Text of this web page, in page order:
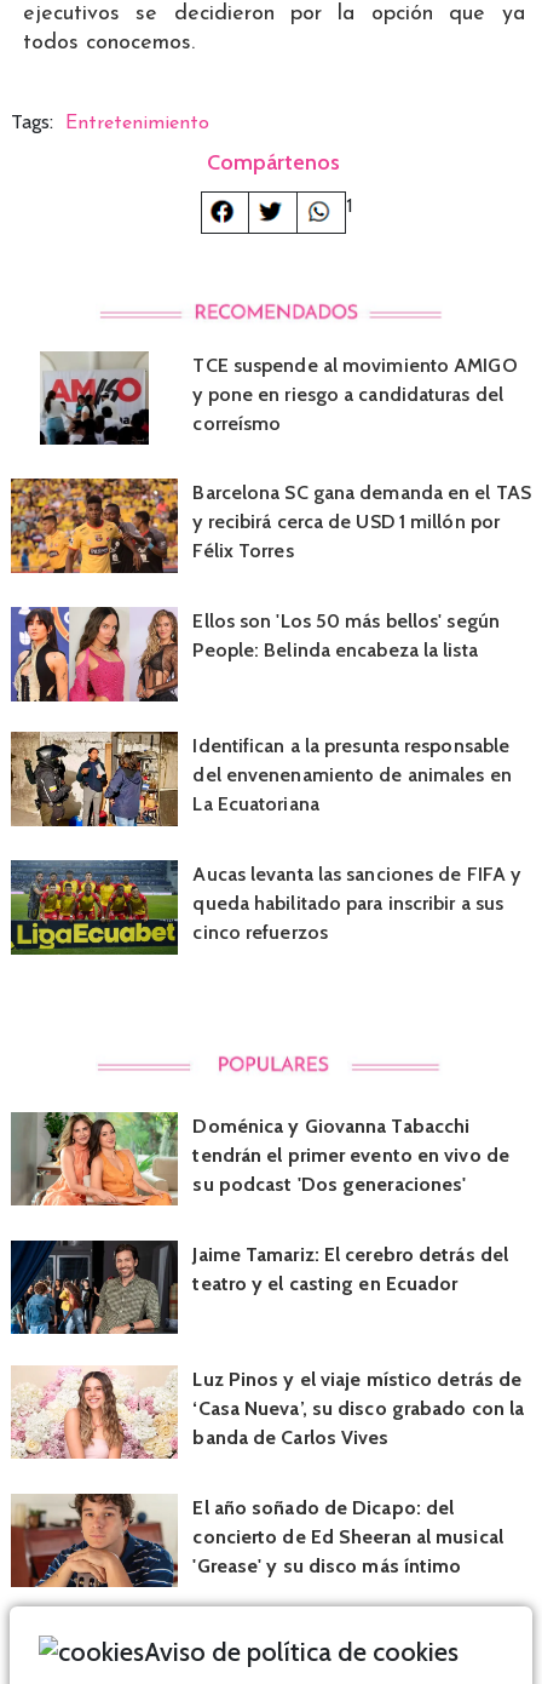
ejecutivos se decidieron por la opción que ya
todos conocemos.
Tags: Entretenimiento
Compártenos
1
TCE suspende al movimiento AMIGO
y pone en riesgo a candidaturas del
correísmo
Barcelona SC gana demanda en el TAS
y recibirá cerca de USD 1 millón por
Félix Torres
Ellos son 'Los 50 más bellos' según
People: Belinda encabeza la lista
Identifican a la presunta responsable
del envenenamiento de animales en
La Ecuatoriana
Aucas levanta las sanciones de FIFA y
queda habilitado para inscribir a sus
cinco refuerzos
Doménica y Giovanna Tabacchi
tendrán el primer evento en vivo de
su podcast 'Dos generaciones'
Jaime Tamariz: El cerebro detrás del
teatro y el casting en Ecuador
Luz Pinos y el viaje místico detrás de
‘Casa Nueva’, su disco grabado con la
banda de Carlos Vives
El año soñado de Dicapo: del
concierto de Ed Sheeran al musical
'Grease' y su disco más íntimo
Aviso de política de cookies